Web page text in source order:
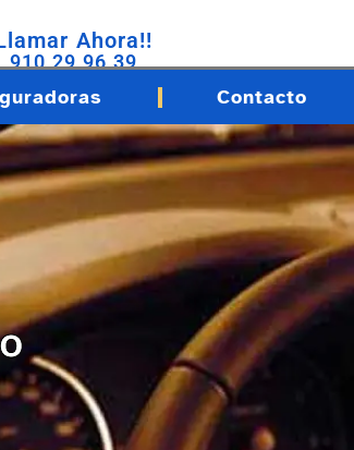
Ahora!!
910 29 96 39
Contacto